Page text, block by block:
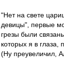
"Нет на свете
девицы", первые
грезы были
которых я в глаза,
(Ну преувеличил,